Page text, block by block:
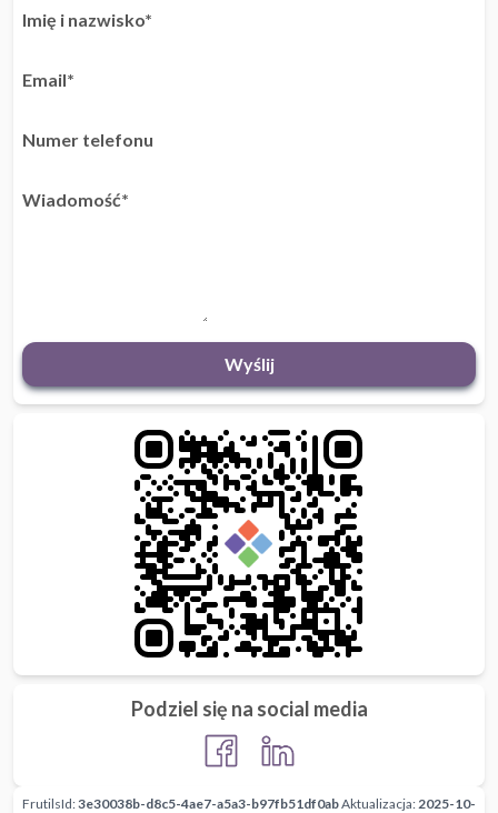
Imię i nazwisko*
Email*
Numer telefonu
Wiadomość*
Wyślij
Podziel się na social media
FrutilsId:3e30038b-d8c5-4ae7-a5a3-b97fb51df0abAktualizacja: 2025-10-